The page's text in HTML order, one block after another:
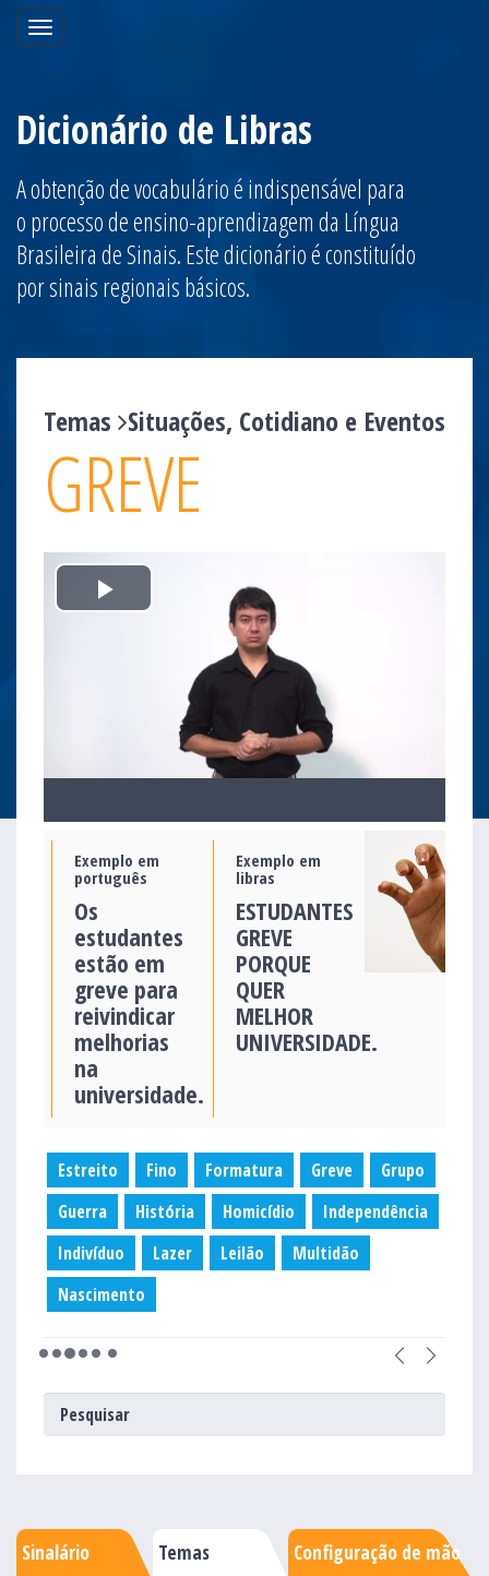
Toggle
navigation
Dicionário de Libras
A obtenção de vocabulário é indispensável para
o processo de ensino-aprendizagem da Língua
Brasileira de Sinais. Este dicionário é constituído
por sinais regionais básicos.
Temas Situações, Cotidiano e Eventos
GREVE
Play
Exemplo em
português
Os
estudantes
estão em
greve para
reivindicar
melhorias
na
universidade.
Exemplo em
libras
ESTUDANTES
GREVE
PORQUE
QUER
MELHOR
UNIVERSIDADE.
Estreito Fino Formatura Greve
Grupo
Guerra
História Homicídio
Independência
Indivíduo
Lazer Leilão
Multidão
Nascimento
Sinalário Temas
Configuração de mão